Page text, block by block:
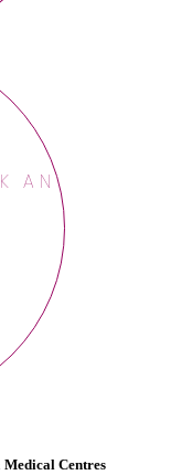
AN
Centres